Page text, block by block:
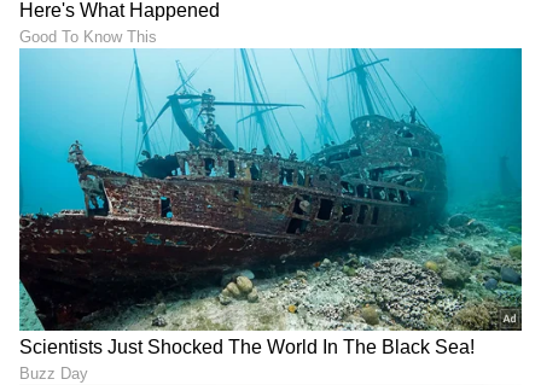
ಕೂದಲನ್ನು ಬಲಪಡಿಸಲು ನೀವು ಬಯಸಿದರೆ ಎಣ್ಣೆ
ಹಚ್ಚುವುದು ಅತ್ಯಗತ್ಯ. ರಾತ್ರಿಯಲ್ಲಿ ಎಣ್ಣೆ ಹಚ್ಚುವುದು ಹೆಚ್ಚು
ಪ್ರಯೋಜನಕಾರಿ ಎಂದು ಪರಿಗಣಿಸಲಾಗುತ್ತದೆ. ಆದರೆ
ಸಮಯದ ಕೊರತೆಯಿದ್ದರೆ, ಹಗಲಿನಲ್ಲಿ ಕೆಲವು ಗಂಟೆಗಳ ಕಾಲ
ಅದನ್ನು ಹಚ್ಚಬಹುದು. ಸರಿಯಾದ ಎಣ್ಣೆಯನ್ನು ಆರಿಸಿ,
ಸರಿಯಾದ ವಿಧಾನವನ್ನು ಅನುಸರಿಸಿ ಮತ್ತು ವಾರಕ್ಕೆ 1-2
ಬಾರಿ ನಿಯಮಿತವಾಗಿ ಈ ರೀತಿ ಮಾಡಿ, ಆಗ ನಿಮ್ಮ ಕೂದಲು
ಖಂಡಿತವಾಗಿಯೂ ಆರೋಗ್ಯಕರ, ದಪ್ಪ ಮತ್ತು
ಉದ್ದವಾಗುತ್ತದೆ.